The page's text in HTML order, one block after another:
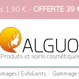
1,90 € - OFFERTE 39
| Exfoliants
Gommage